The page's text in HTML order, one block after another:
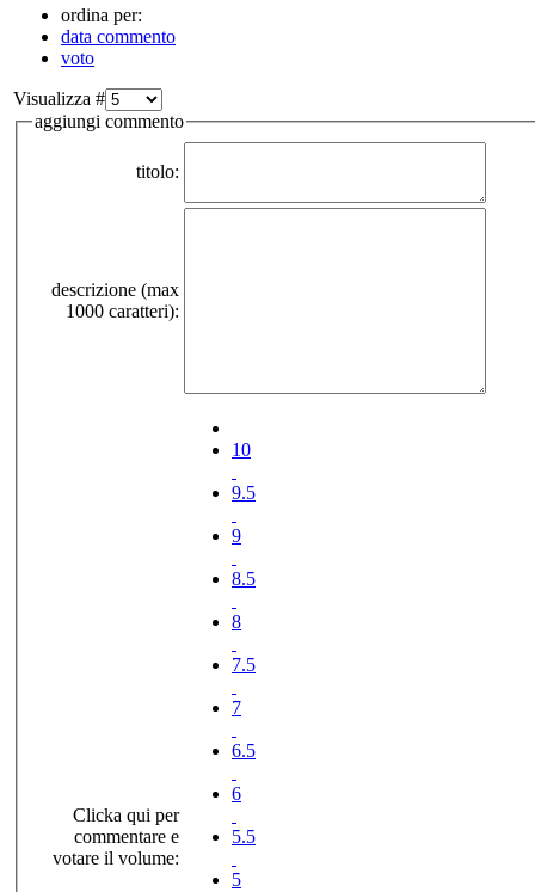
ordina per:
data commento
voto
Visualizza #
aggiungi commento
titolo:
descrizione (max
1000 caratteri):
Clicka qui per
commentare e
votare il volume:
10
9.5
9
8.5
8
7.5
7
6.5
6
5.5
5